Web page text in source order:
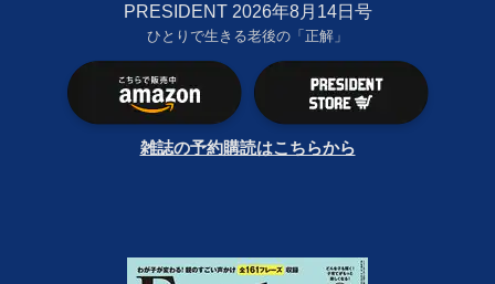
PRESIDENT 2026年8月14日号
ひとりで生きる老後の「正解」
雑誌の予約購読はこちらから